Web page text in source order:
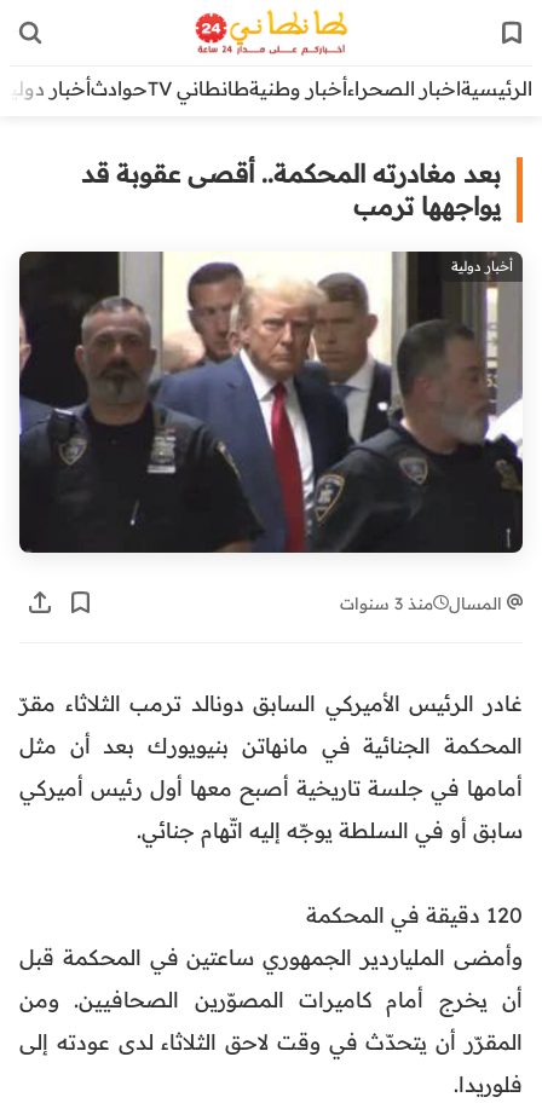
الرئيسيةاخبار الصحراءأخبار وطنيةطانطاني TV حوادثأخبار دولية
بعد مغادرته المحكمة.. أقصى عقوبة قد
يواجهها ترمب
أخبار دولية
المسال منذ 3 سنوات
غادر الرئيس الأميركي السابق دونالد ترمب الثلاثاء مقرّ
المحكمة الجنائية في مانهاتن بنيويورك بعد أن مثل
أمامها في جلسة تاريخية أصبح معها أول رئيس أميركي
سابق أو في السلطة يوجّه إليه اتّهام جنائي.
120 دقيقة في المحكمة
وأمضى الملياردير الجمهوري ساعتين في المحكمة قبل
أن يخرج أمام كاميرات المصوّرين الصحافيين. ومن
المقرّر أن يتحدّث في وقت لاحق الثلاثاء لدى عودته إلى
فلوريدا.